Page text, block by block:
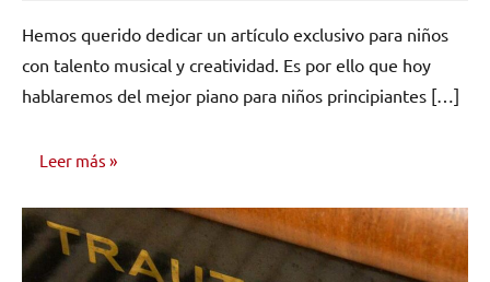
Hemos querido dedicar un artículo exclusivo para niños
con talento musical y creatividad. Es por ello que hoy
hablaremos del mejor piano para niños principiantes […]
Leer más
INVESTIGACIÓN
MUSICAL